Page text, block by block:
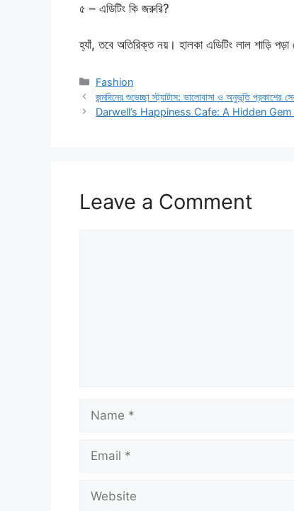
৫ – এডিটিং কি জরুরি?
হ্যাঁ, তবে অতিরিক্ত নয়। হালকা এডিটিং লাল শাড়ি
Categories
Fashion
জন্মদিনের শুভেচ্ছা স্ট্যাটাস: ভালোবাসা ও অনুভূতি প্রকাশের
Darwell’s Happiness Cafe: A Hidden
Leave a Comment